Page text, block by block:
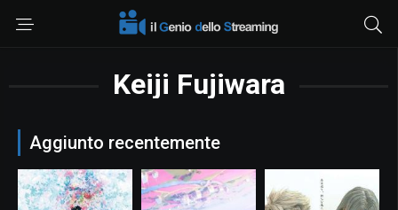
Keiji Fujiwara
Aggiunto recentemente